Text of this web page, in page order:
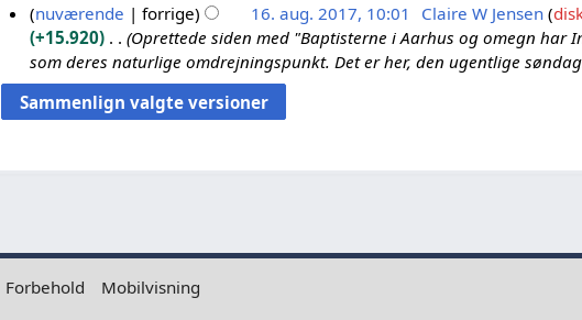
u
2
0
7
g
u
t
nuværende
forrige 16. aug. 2017, 10:01 Claire W Jensen
+15.920
Oprettede siden med "Baptisterne i Aarhus og omegn har
som deres naturlige omdrejningspunkt. Det er her, den ugentlige
Forbehold Mobilvisning